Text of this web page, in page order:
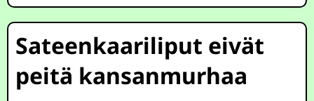
Sateenkaariliput eivät
peitä kansanmurhaa